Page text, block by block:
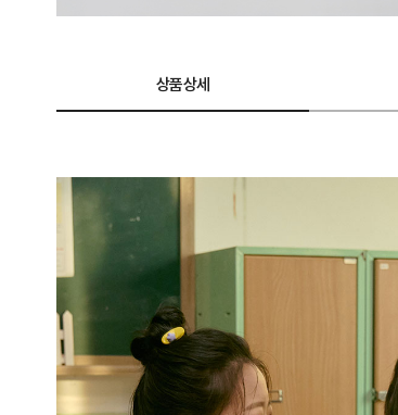
상품상세